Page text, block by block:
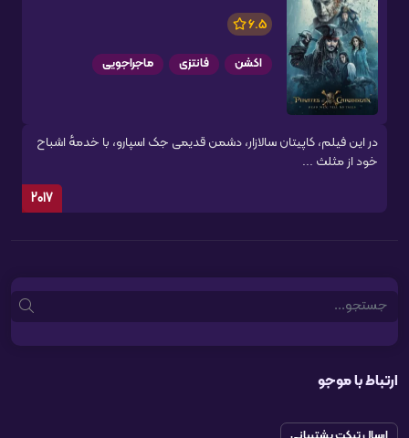
6.5
اکشن فانتزی ماجراجویی
در این فیلم، کاپیتان سالازار، دشمن قدیمی جک اسپارو، با خدمهٔ اشباح
خود از مثلث ...
2017
Search
ارتباط با موجو